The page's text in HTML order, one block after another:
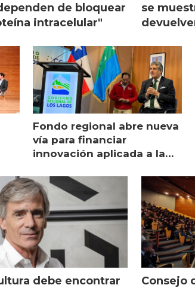
de bloquear
intracelular"
se
Fondo regional abre nueva
vía para financiar
innovación aplicada a la
debe encontrar
Consejo